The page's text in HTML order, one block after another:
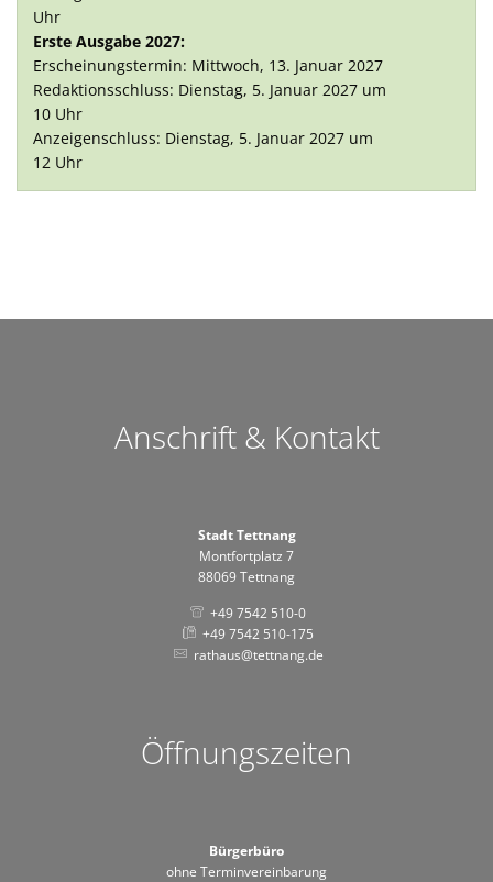
Uhr
Erste Ausgabe 2027:
Erscheinungstermin: Mittwoch, 13. Januar 2027
Redaktionsschluss: Dienstag, 5. Januar 2027 um
10 Uhr
Anzeigenschluss: Dienstag, 5. Januar 2027 um
12 Uhr
Anschrift & Kontakt
Stadt Tettnang
Montfortplatz 7
88069 Tettnang
+49 7542 510-0
+49 7542 510-175
rathaus@tettnang.de
Öffnungszeiten
Bürgerbüro
ohne Terminvereinbarung